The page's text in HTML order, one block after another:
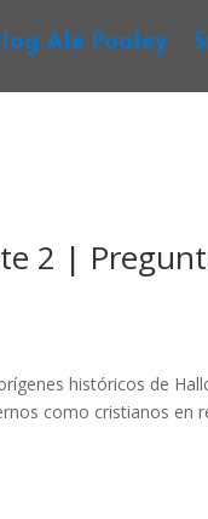
Ale Pooley
2 |
históricos de
como cristianos en